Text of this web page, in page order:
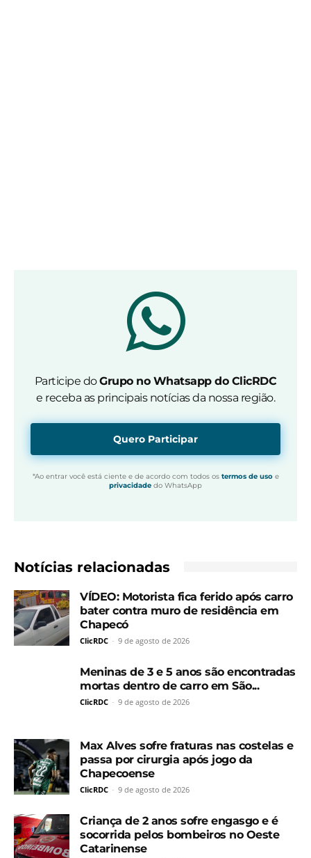
Participe doGrupo no Whatsapp do ClicRDC
e receba as principais notícias da nossa região.
Quero Participar
*Ao entrar você está ciente e de acordo com todos os termos de usoe
privacidade do WhatsApp
Notícias relacionadas
VÍDEO: Motorista fica ferido após carro
bater contra muro de residência em
Chapecó
ClicRDC - 9 de agosto de 2026
Meninas de 3 e 5 anos são encontradas
mortas dentro de carro em São...
ClicRDC - 9 de agosto de 2026
Max Alves sofre fraturas nas costelas e
passa por cirurgia após jogo da
Chapecoense
ClicRDC - 9 de agosto de 2026
Criança de 2 anos sofre engasgo e é
socorrida pelos bombeiros no Oeste
Catarinense